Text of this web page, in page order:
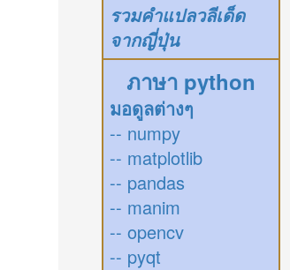
รวมคำแปลวลีเด็ด
จากญี่ปุ่น
ภาษา python
มอดูลต่างๆ
-- numpy
-- matplotlib
-- pandas
-- manim
-- opencv
-- pyqt